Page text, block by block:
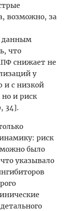
возможно, за
данным
что
снижает не
у
и с низкой
и риск
34].
риск
было
указывало